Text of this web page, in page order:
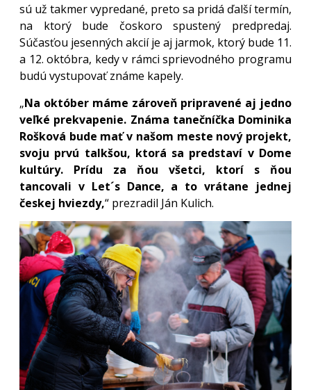
sú už takmer vypredané, preto sa pridá ďalší termín,
na ktorý bude čoskoro spustený predpredaj.
Súčasťou jesenných akcií je aj jarmok, ktorý bude 11.
a 12. októbra, kedy v rámci sprievodného programu
budú vystupovať známe kapely.
„Na október máme zároveň pripravené aj jedno
veľké prekvapenie. Známa tanečníčka Dominika
Rošková bude mať v našom meste nový projekt,
svoju prvú talkšou, ktorá sa predstaví v Dome
kultúry. Prídu za ňou všetci, ktorí s ňou
tancovali v Let´s Dance, a to vrátane jednej
českej hviezdy,“ prezradil Ján Kulich.